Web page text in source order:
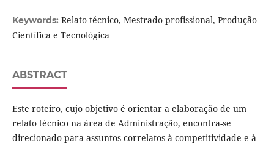
Keywords: Relato técnico, Mestrado profissional, Produção
Científica e Tecnológica
ABSTRACT
Este roteiro, cujo objetivo é orientar a elaboração de um
relato técnico na área de Administração, encontra-se
direcionado para assuntos correlatos à competitividade e à